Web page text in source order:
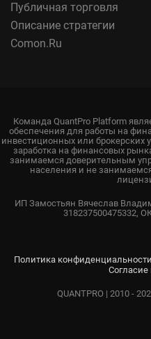
Публичная торговля
Описание стратегии
Comon.Ru
Команда QuantPro Platform
обеспечения для работы на
инвестиционных или брокерских
заработка на финансовых
занимаемся доверительным
населения и не
ИП Замостьян Вячеслав
318237500475332,
Политика конфиденциальности
Согласие
QUANTPRO | 2010 -